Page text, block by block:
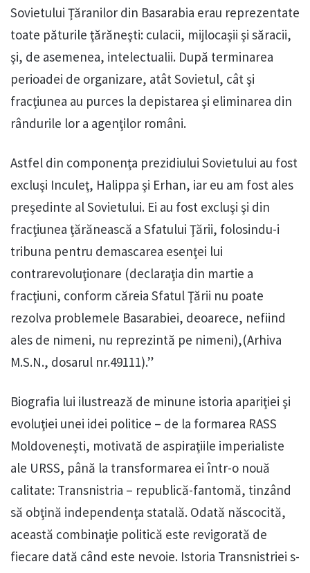
Sovietului Ţăranilor din Basarabia erau reprezentate
toate păturile ţărăneşti: culacii, mijlocaşii şi săracii,
şi, de asemenea, intelectualii. După terminarea
perioadei de organizare, atât Sovietul, cât şi
fracţiunea au purces la depistarea şi eliminarea din
rândurile lor a agenţilor români.
Astfel din componenţa prezidiului Sovietului au fost
excluşi Inculeţ, Halippa şi Erhan, iar eu am fost ales
preşedinte al Sovietului. Ei au fost excluşi şi din
fracţiunea ţărănească a Sfatului Ţării, folosindu-i
tribuna pentru demascarea esenţei lui
contrarevoluţionare (declaraţia din martie a
fracţiuni, conform căreia Sfatul Ţării nu poate
rezolva problemele Basarabiei, deoarece, nefiind
ales de nimeni, nu reprezintă pe nimeni),(Arhiva
M.S.N., dosarul nr.49111).”
Biografia lui ilustrează de minune istoria apariţiei şi
evoluţiei unei idei politice – de la formarea RASS
Moldoveneşti, motivată de aspiraţiile imperialiste
ale URSS, până la transformarea ei într-o nouă
calitate: Transnistria – republică-fantomă, tinzând
să obţină independenţa statală. Odată născocită,
această combinaţie politică este revigorată de
fiecare dată când este nevoie. Istoria Transnistriei s-